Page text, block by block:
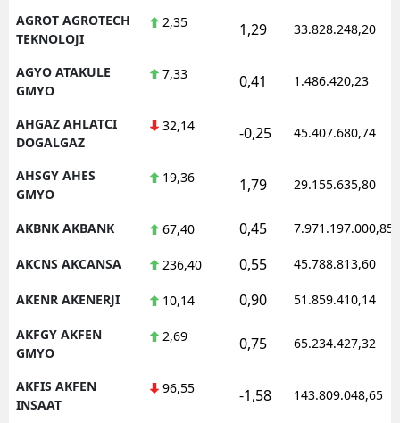
AGROT AGROTECH
TEKNOLOJI
2,35 1,29 33.828.248,20
AGYO ATAKULE
GMYO
7,33 0,41 1.486.420,23
AHGAZ AHLATCI
DOGALGAZ
32,14 -0,25 45.407.680,74
AHSGY AHES
GMYO
19,36 1,79 29.155.635,80
AKBNK AKBANK 67,40 0,45 7.971.197.000,85
AKCNS AKCANSA 236,40 0,55 45.788.813,60
AKENR AKENERJI 10,14 0,90 51.859.410,14
AKFGY AKFEN
GMYO
2,69 0,75 65.234.427,32
AKFIS AKFEN
INSAAT
96,55 -1,58 143.809.048,65